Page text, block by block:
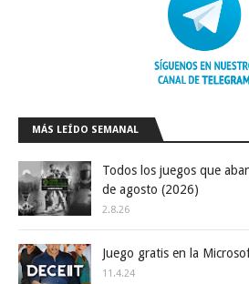
MÁS LEÍDO SEMANAL
Todos los juegos que
de agosto (2026)
2.8.26
Juego gratis en la
11.4.24